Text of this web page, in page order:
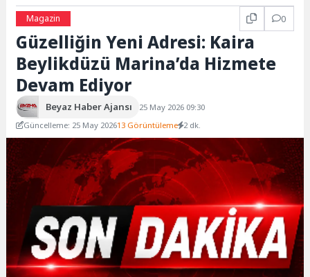
Magazin
0
Güzelliğin Yeni Adresi: Kaira
Beylikdüzü Marina’da Hizmete
Devam Ediyor
Beyaz Haber Ajansı
25 May 2026 09:30
Güncelleme: 25 May 202613 Görüntüleme 2 dk.